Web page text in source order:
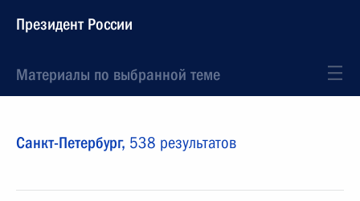
Президент России
Материалы по выбранной теме
Санкт-Петербург, 538 результатов